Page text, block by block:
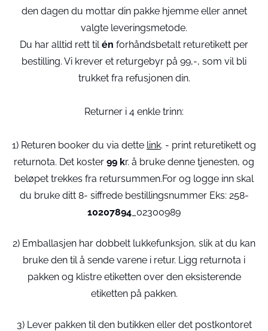
den dagen du mottar din pakke hjemme eller annet
valgte leveringsmetode.
Du har alltid rett tilén forhåndsbetalt returetikett per
bestilling. Vi krever et returgebyr på 99,-, som vil bli
trukket fra refusjonen din.
Returner i 4 enkle trinn:
1) Returen booker du via dette link. - print returetikett og
returnota. Det koster 99 kr. å bruke denne tjenesten, og
beløpet trekkes fra retursummen.For og logge inn skal
du bruke ditt 8- siffrede bestillingsnummer Eks: 258-
10207894 _02300989
2) Emballasjen har dobbelt lukkefunksjon, slik at du kan
bruke den til å sende varene i retur. Ligg returnota i
pakken og klistre etiketten over den eksisterende
etiketten på pakken.
3) Lever pakken til den butikken eller det postkontoret